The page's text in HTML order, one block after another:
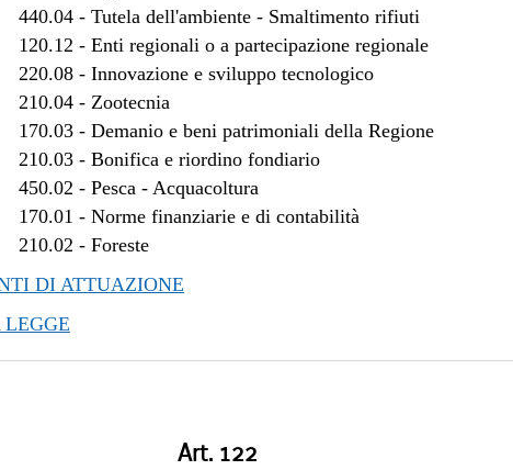
440.04 -Tutela dell'ambiente - Smaltimento rifiuti
120.12 -Enti regionali o a partecipazione regionale
220.08 -Innovazione e sviluppo tecnologico
210.04 -Zootecnia
170.03 -Demanio e beni patrimoniali della Regione
210.03 -Bonifica e riordino fondiario
450.02 -Pesca - Acquacoltura
170.01 -Norme finanziarie e di contabilità
210.02 -Foreste
DI ATTUAZIONE
Art. 122